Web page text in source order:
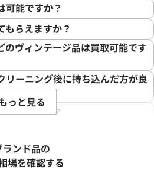
可能ですか？
もらえますか？
のヴィンテージ品は買取可能です
リーニング後に持ち込んだ方が良
まりますか？
ですが、査定だけお願いできます
っと見る
ランド品の
場を確認する